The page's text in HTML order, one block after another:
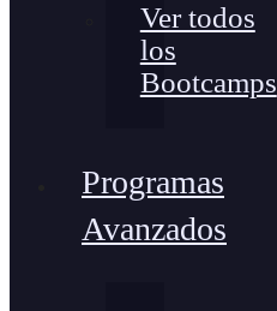
Ver todos
los
Bootcamps
Programas
Avanzados